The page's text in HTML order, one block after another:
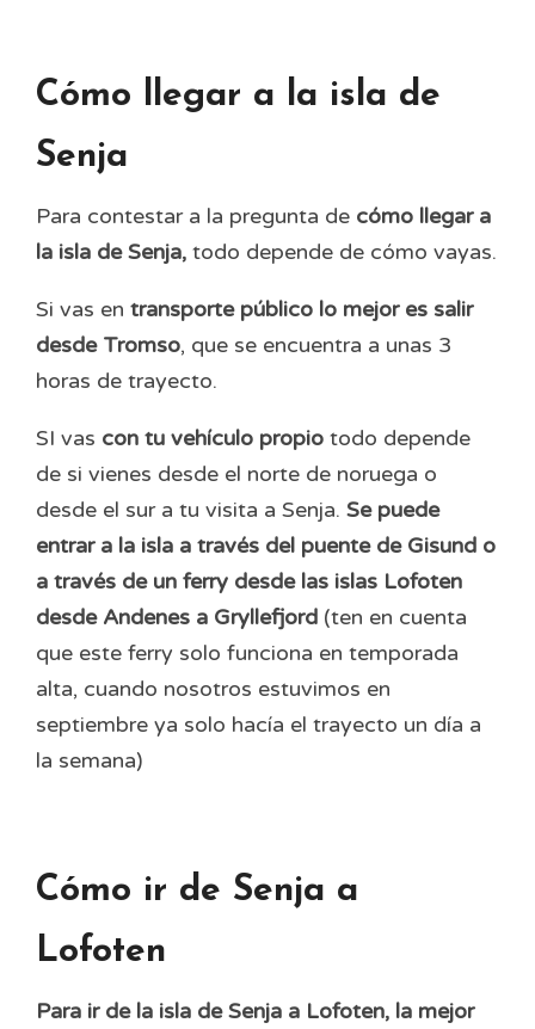
Cómo llegar a la isla de
Senja
Para contestar a la pregunta de cómo llegar a
la isla de Senja, todo depende de cómo vayas.
Si vas en transporte público lo mejor es salir
desde Tromso, que se encuentra a unas 3
horas de trayecto.
SI vas con tu vehículo propio todo depende
de si vienes desde el norte de noruega o
desde el sur a tu visita a Senja. Se puede
entrar a la isla a través del puente de Gisund o
a través de un ferry desde las islas Lofoten
desde Andenes a Gryllefjord (ten en cuenta
que este ferry solo funciona en temporada
alta, cuando nosotros estuvimos en
septiembre ya solo hacía el trayecto un día a
la semana)
Cómo ir de Senja a
Lofoten
Para ir de la isla de Senja a Lofoten, la mejor